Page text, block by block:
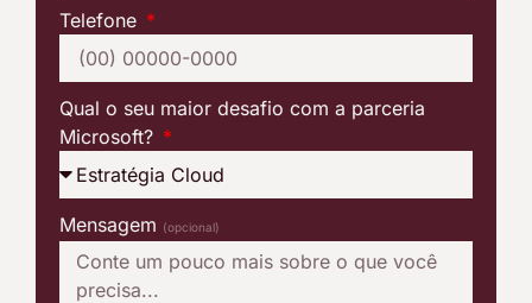
Telefone
Qual o seu maior desafio com a parceria
Microsoft?
Mensagem (opcional)